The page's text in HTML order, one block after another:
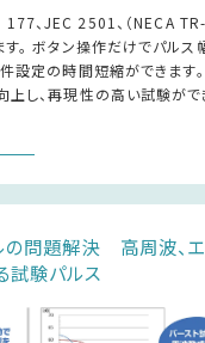
、JEC 2501、（NECA
。 ボタン操作だけでパル
件設定の時間短縮ができます
し、再現性の高い試験ができ
の問題解決 高周波、
試験パルス